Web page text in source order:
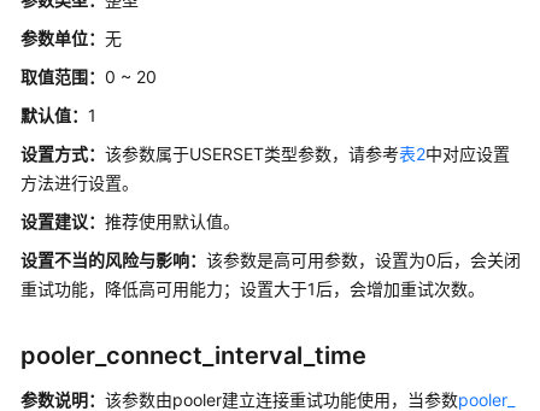
管
自
动
清
客
户
参数单位： 无
取值范围： 0 ~ 20
默认值： 1
设置方式： 该参数属于USERSET类型参数，请参考表2中对应设置
方法进行设置。
设置建议： 推荐使用默认值。
设置不当的风险与影响： 该参数是高可用参数，设置为0后，会关闭
重试功能，降低高可用能力；设置大于1后，会增加重试次数。
pooler_connect_interval_time
参数说明： 该参数由pooler建立连接重试功能使用，当参数pooler_